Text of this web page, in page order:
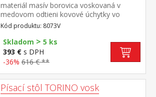
materiál masív borovica voskovaná v
medovom odtieni kovové úchytky vo
farebnom prevedení černená mosadz dvoje
čiastočne presklené dvere, tri police jedna
zásuvka s kovovými pojazdmi
Kód produktu: 8073V
Skladom > 5 ks
393 € s DPH
-36% 616 € **
Písací stôl TORINO vosk